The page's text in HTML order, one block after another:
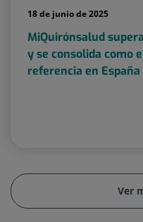
18 de junio de 2025
MiQuirónsalud
y se consolida como
referencia en España
Ver